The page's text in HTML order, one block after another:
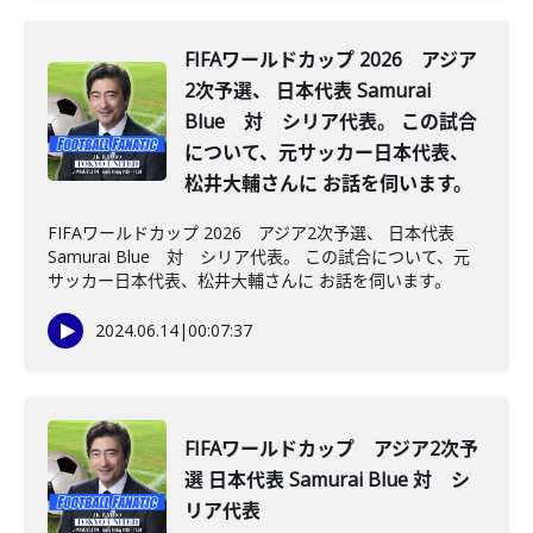
FIFAワールドカップ 2026 アジア
2次予選、 日本代表 Samurai
Blue 対 シリア代表。 この試合
について、元サッカー日本代表、
松井大輔さんに お話を伺います。
FIFAワールドカップ 2026 アジア2次予選、 日本代表
Samurai Blue 対 シリア代表。 この試合について、元
サッカー日本代表、松井大輔さんに お話を伺います。
2024.06.14|00:07:37
FIFAワールドカップ アジア2次予
選 日本代表 Samurai Blue 対 シ
リア代表